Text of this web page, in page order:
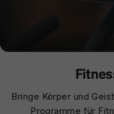
Bringe Körper und
Programme für